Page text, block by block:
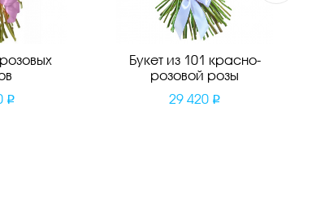
Букет из 101 красно-
розовой розы
29 420